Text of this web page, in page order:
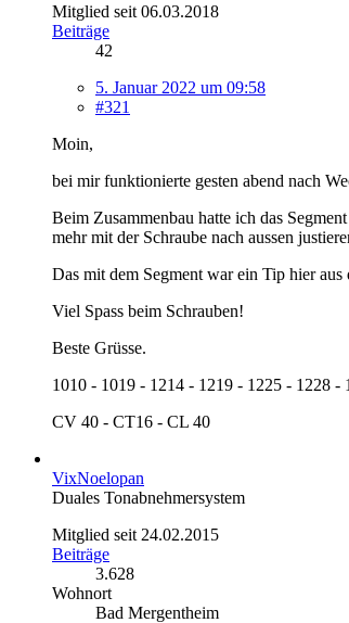
Mitglied seit 06.03.2018
Beiträge
42
5. Januar 2022 um 09:58
#321
Moin,
bei mir funktionierte gesten abend nach
Beim Zusammenbau hatte ich das
mehr mit der Schraube nach aussen
Das mit dem Segment war ein Tip hier
Viel Spass beim Schrauben!
Beste Grüsse.
1010 - 1019 - 1214 - 1219 - 1225 - 1228
CV 40 - CT16 - CL 40
VixNoelopan
Duales Tonabnehmersystem
Mitglied seit 24.02.2015
Beiträge
3.628
Wohnort
Bad Mergentheim